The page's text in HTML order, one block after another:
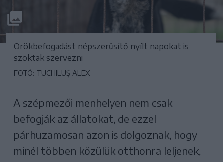
Örökbefogadást népszerűsítő nyílt napokat is
szoktak szervezni
FOTÓ: TUCHILUȘ ALEX
A szépmezői menhelyen nem csak
befogják az állatokat, de ezzel
párhuzamosan azon is dolgoznak, hogy
minél többen közülük otthonra leljenek,